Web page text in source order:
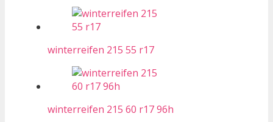
winterreifen 215 55 r17
winterreifen 215 60 r17 96h